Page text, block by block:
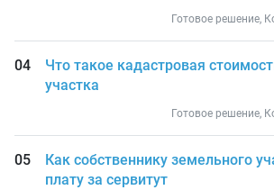
Готовое решение,
Что такое кадастровая
участка
Готовое решение,
Как собственнику земельного
плату за сервитут